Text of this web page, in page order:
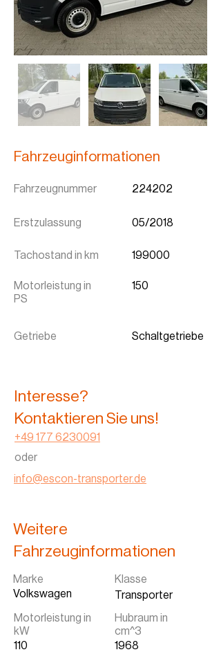
Fahrzeuginformationen
Fahrzeugnummer
Erstzulassung
Tachostand in km
Motorleistung in
PS
224202
05/2018
199000
150
Getriebe Schaltgetriebe
Interesse?
Kontaktieren Sie uns!
+49 177 6230091
oder
info@escon-transporter.de
Weitere
Fahrzeuginformationen
Marke
Volkswagen
Motorleistung in
kW
110
Klasse
Transporter
Hubraum in
cm^3
1968